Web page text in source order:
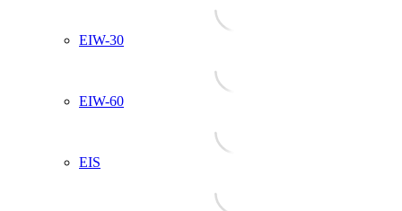
EIW-30
EIW-60
EIS